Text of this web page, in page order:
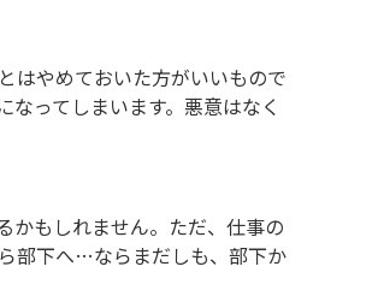
はやめておいた方がいいもので
ってしまいます。悪意はなく
かもしれません。ただ、仕事の
部下へ…ならまだしも、部下か